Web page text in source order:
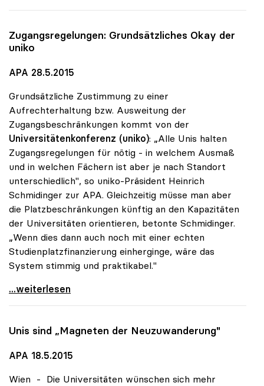
Zugangsregelungen: Grundsätzliches Okay der
uniko
APA 28.5.2015
Grundsätzliche Zustimmung zu einer
Aufrechterhaltung bzw. Ausweitung der
Zugangsbeschränkungen kommt von der
Universitätenkonferenz (uniko): „Alle Unis halten
Zugangsregelungen für nötig - in welchem Ausmaß
und in welchen Fächern ist aber je nach Standort
unterschiedlich", so uniko-Präsident Heinrich
Schmidinger zur APA. Gleichzeitig müsse man aber
die Platzbeschränkungen künftig an den Kapazitäten
der Universitäten orientieren, betonte Schmidinger.
„Wenn dies dann auch noch mit einer echten
Studienplatzfinanzierung einherginge, wäre das
System stimmig und praktikabel."
Zugangsregelungen: Grundsätzliches Okay der uniko
...weiterlesen
Unis sind „Magneten der Neuzuwanderung"
APA 18.5.2015
Wien - Die Universitäten wünschen sich mehr